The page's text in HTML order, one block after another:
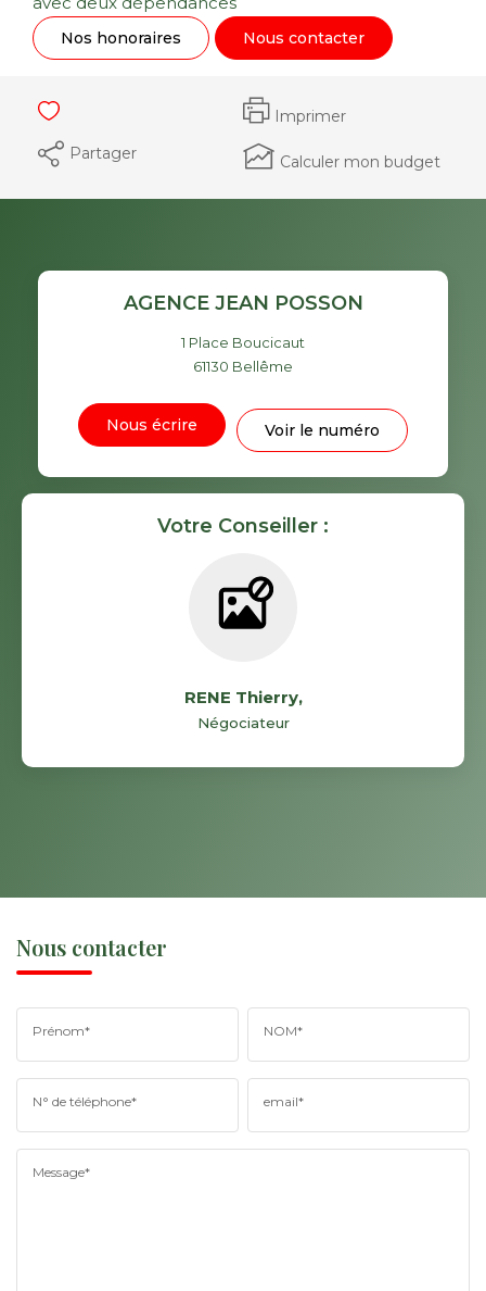
Nos honoraires Nous contacter
Imprimer
Partager
Calculer mon budget
AGENCE JEAN POSSON
1 Place Boucicaut
61130 Bellême
Nous écrire Voir le numéro
Votre Conseiller :
RENE Thierry,
Négociateur
Nous contacter
Prénom* NOM*
N° de téléphone* email*
Message*